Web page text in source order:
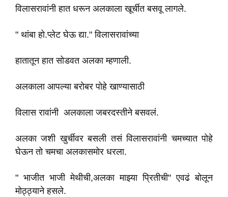
विलासरावांनी हात धरून अलकाला खूर्चीत बसवू लागले.
" थांबा हो.प्लेट घेऊ द्या." विलासरावांच्या
हातातून हात सोडवत अलका म्हणाली.
अलकाला आपल्या बरोबर पोहे खाण्यासाठी
विलास रावांनी अलकाला जबरदस्तीने बसवलं.
अलका जशी खुर्चीवर बसली तसं विलासरावांनी चमच्यात पोहे
घेऊन तो चमचा अलकासमोर धरला.
" भाजीत भाजी मेथीची,अलका माझ्या प्रितीची" एवढं बोलून
मोठ्ठ्याने हसले.